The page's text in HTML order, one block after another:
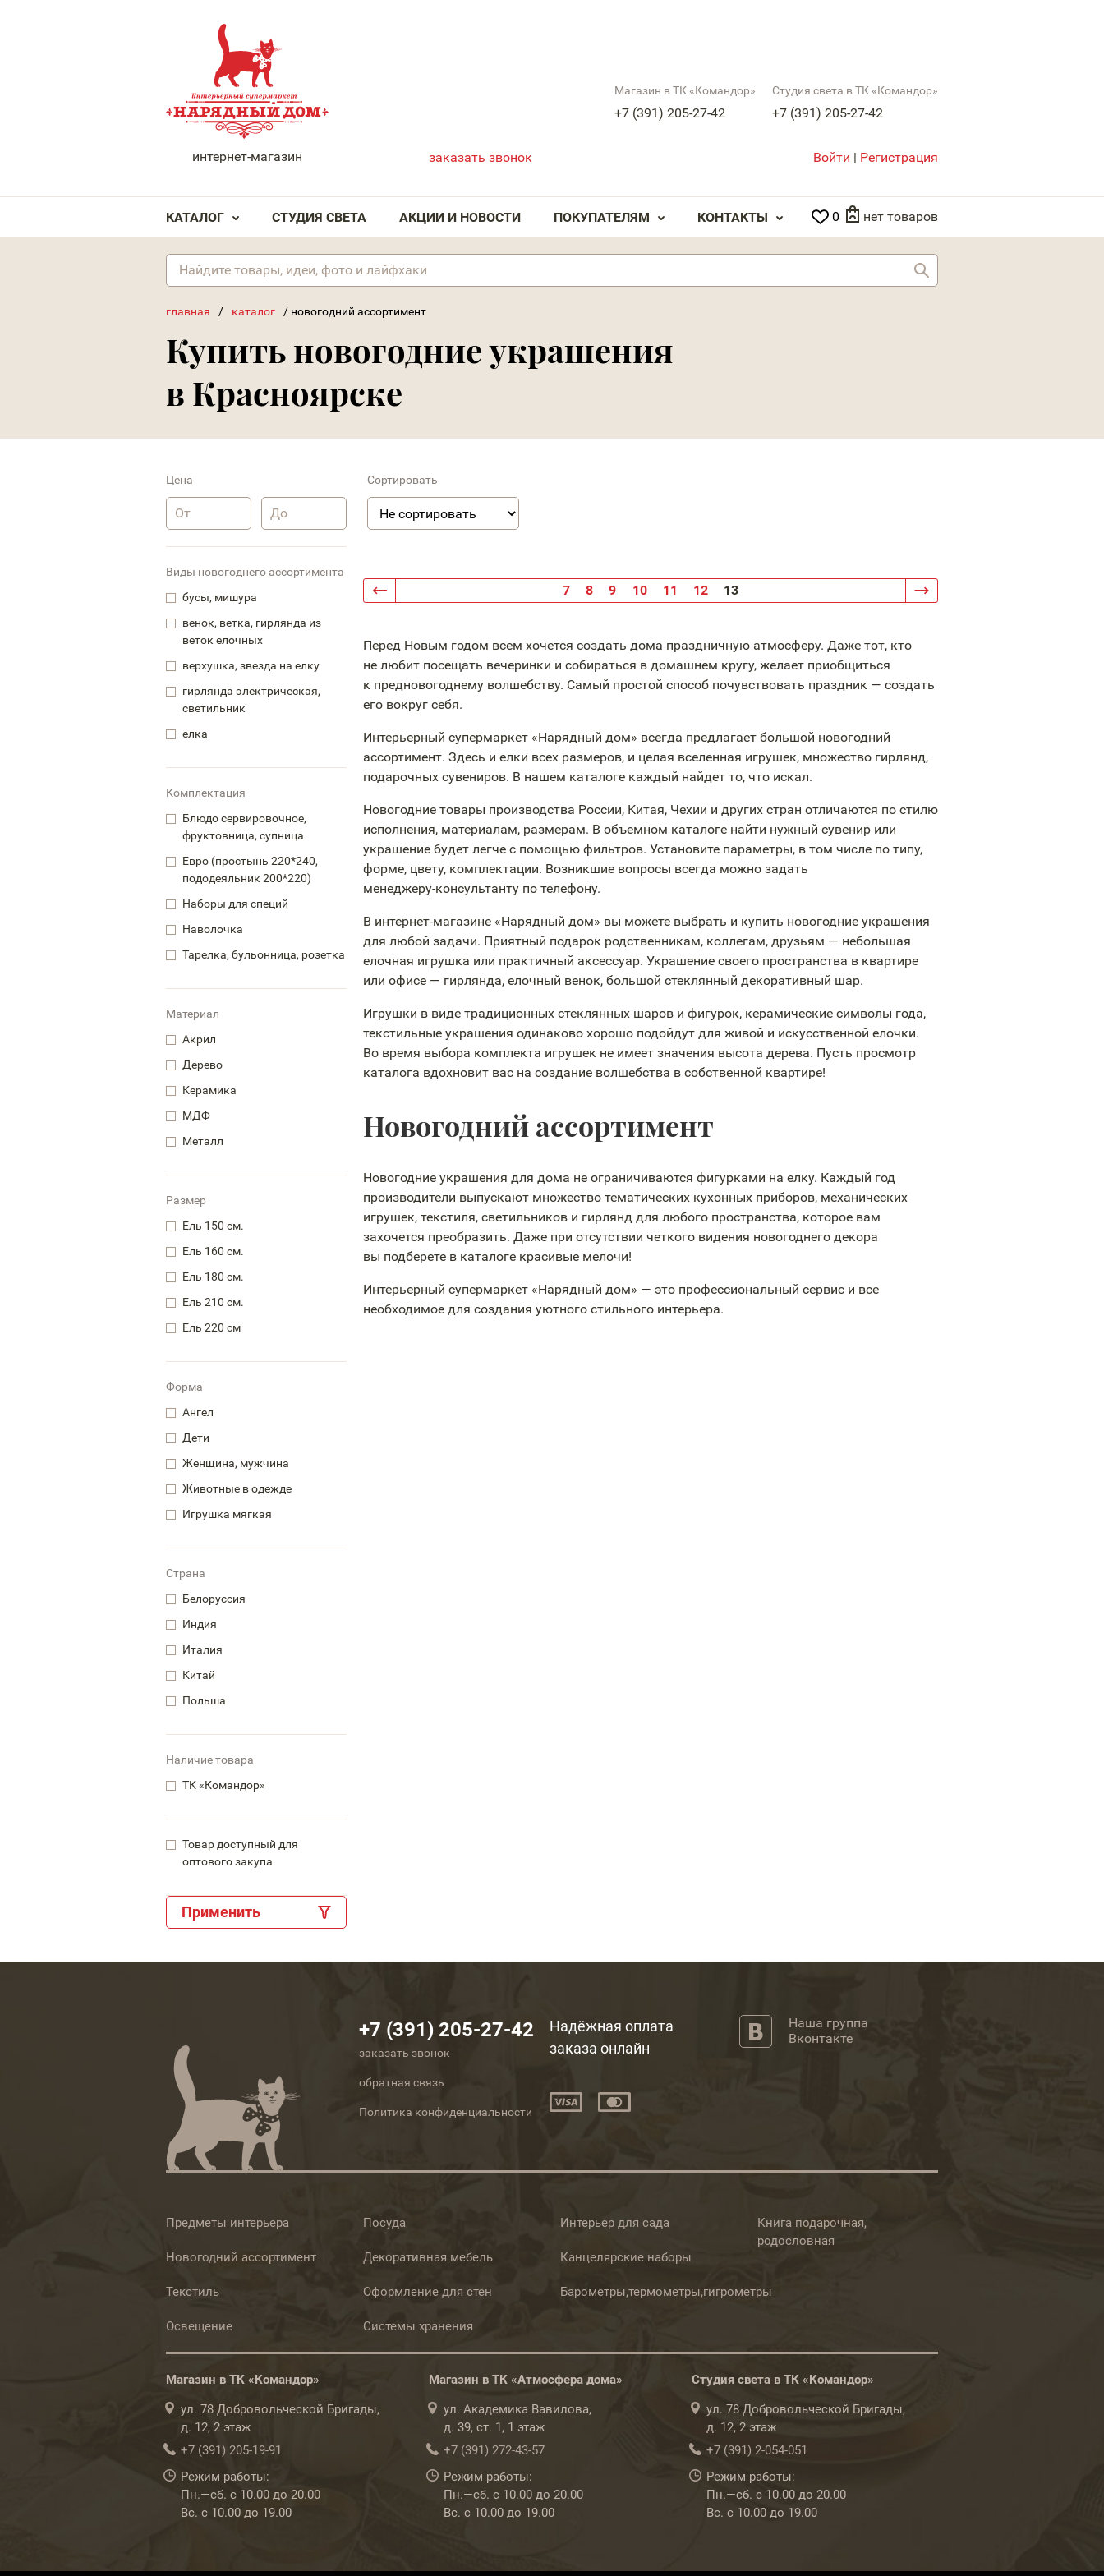
НАРЯДНЫЙ ДОМ
интернет-магазин
Магазин в ТК «Командор»
+7 (391) 205-27-42
Студия света в ТК «Командор»
+7 (391) 205-27-42
заказать звонок Войти | Регистрация
КАТАЛОГ СТУДИЯ СВЕТА АКЦИИ И НОВОСТИ ПОКУПАТЕЛЯМ КОНТАКТЫ 0 нет товаров
главная / каталог / новогодний ассортимент
Купить новогодние украшения
в Красноярске
7 8 9 10 11 12 13
Перед Новым годом всем хочется создать дома праздничную атмосферу. Даже тот, кто
не любит посещать вечеринки и собираться в домашнем кругу, желает приобщиться
к предновогоднему волшебству. Самый простой способ почувствовать праздник — создать
его вокруг себя.
Интерьерный супермаркет «Нарядный дом» всегда предлагает большой новогодний
ассортимент. Здесь и елки всех размеров, и целая вселенная игрушек, множество гирлянд,
подарочных сувениров. В нашем каталоге каждый найдет то, что искал.
Новогодние товары производства России, Китая, Чехии и других стран отличаются по стилю
исполнения, материалам, размерам. В объемном каталоге найти нужный сувенир или
украшение будет легче с помощью фильтров. Установите параметры, в том числе по типу,
форме, цвету, комплектации. Возникшие вопросы всегда можно задать
менеджеру-консультанту по телефону.
В интернет-магазине «Нарядный дом» вы можете выбрать и купить новогодние украшения
для любой задачи. Приятный подарок родственникам, коллегам, друзьям — небольшая
елочная игрушка или практичный аксессуар. Украшение своего пространства в квартире
или офисе — гирлянда, елочный венок, большой стеклянный декоративный шар.
Игрушки в виде традиционных стеклянных шаров и фигурок, керамические символы года,
текстильные украшения одинаково хорошо подойдут для живой и искусственной елочки.
Во время выбора комплекта игрушек не имеет значения высота дерева. Пусть просмотр
каталога вдохновит вас на создание волшебства в собственной квартире!
Новогодний ассортимент
Новогодние украшения для дома не ограничиваются фигурками на елку. Каждый год
производители выпускают множество тематических кухонных приборов, механических
игрушек, текстиля, светильников и гирлянд для любого пространства, которое вам
захочется преобразить. Даже при отсутствии четкого видения новогоднего декора
вы подберете в каталоге красивые мелочи!
Интерьерный супермаркет «Нарядный дом» — это профессиональный сервис и все
необходимое для создания уютного стильного интерьера.
Цена
Виды новогоднего ассортимента
бусы, мишура
венок, ветка, гирлянда из
веток елочных
верхушка, звезда на елку
гирлянда электрическая,
светильник
елка
Комплектация
Блюдо сервировочное,
фруктовница, супница
Евро (простынь 220*240,
пододеяльник 200*220)
Наборы для специй
Наволочка
Тарелка, бульонница, розетка
Материал
Акрил
Дерево
Керамика
МДФ
Металл
Размер
Ель 150 см.
Ель 160 см.
Ель 180 см.
Ель 210 см.
Ель 220 см
Форма
Ангел
Дети
Женщина, мужчина
Животные в одежде
Игрушка мягкая
Страна
Белоруссия
Индия
Италия
Китай
Польша
Наличие товара
ТК «Командор»
Товар доступный для
оптового закупа
Сортировать
Применить
+7 (391) 205-27-42
заказать звонок
обратная связь
Политика конфиденциальности
Надёжная оплата
заказа онлайн
Наша группа
Вконтакте
Предметы интерьера
Новогодний ассортимент
Текстиль
Освещение
Посуда
Декоративная мебель
Оформление для стен
Системы хранения
Интерьер для сада
Канцелярские наборы
Барометры,термометры,гигрометры
Книга подарочная,
родословная
Магазин в ТК «Командор»
ул. 78 Добровольческой Бригады,
д. 12, 2 этаж
+7 (391) 205-19-91
Режим работы:
Пн.—сб. с 10.00 до 20.00
Вс. с 10.00 до 19.00
Магазин в ТК «Атмосфера дома»
ул. Академика Вавилова,
д. 39, ст. 1, 1 этаж
+7 (391) 272-43-57
Режим работы:
Пн.—сб. с 10.00 до 20.00
Вс. с 10.00 до 19.00
Студия света в ТК «Командор»
ул. 78 Добровольческой Бригады,
д. 12, 2 этаж
+7 (391) 2-054-051
Режим работы:
Пн.—сб. с 10.00 до 20.00
Вс. с 10.00 до 19.00